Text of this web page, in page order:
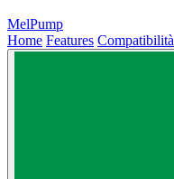
MelPump
Home Features Compatibilità